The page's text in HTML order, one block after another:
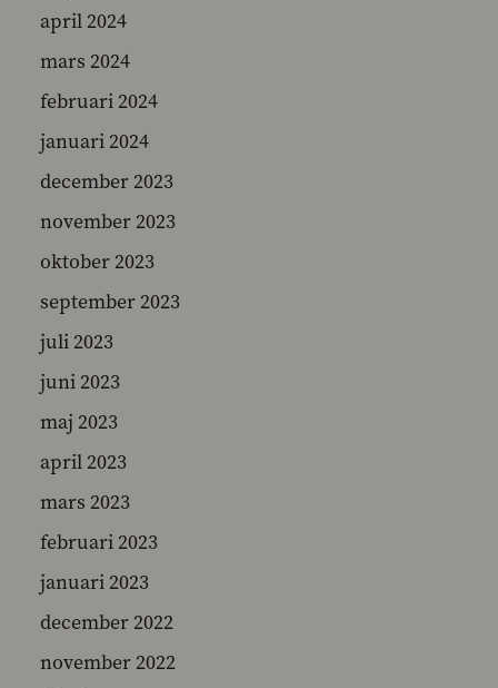
april 2024
mars 2024
februari 2024
januari 2024
december 2023
november 2023
oktober 2023
september 2023
juli 2023
juni 2023
maj 2023
april 2023
mars 2023
februari 2023
januari 2023
december 2022
november 2022